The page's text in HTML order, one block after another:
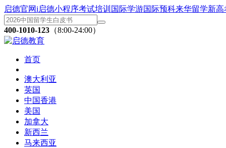
启德官网i启德小程序考试培训 国际学游国际预科来华留学新高
400-1010-123 （8:00-24:00）
首页
澳大利亚
英国
中国香港
美国
加拿大
新西兰
马来西亚